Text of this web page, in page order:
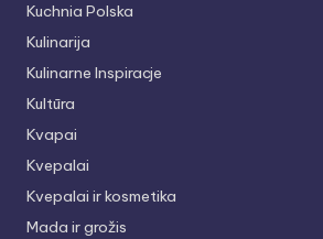
Kuchnia Polska
Kulinarija
Kulinarne Inspiracje
Kultūra
Kvapai
Kvepalai
Kvepalai ir kosmetika
Mada ir grožis